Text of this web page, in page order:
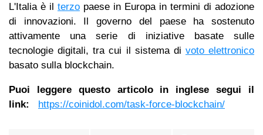
L'Italia è il terzo paese in Europa in termini di adozione
di innovazioni. Il governo del paese ha sostenuto
attivamente una serie di iniziative basate sulle
tecnologie digitali, tra cui il sistema di voto elettronico
basato sulla blockchain.
Puoi leggere questo articolo in inglese segui il
link:
https://coinidol.com/task-force-blockchain/